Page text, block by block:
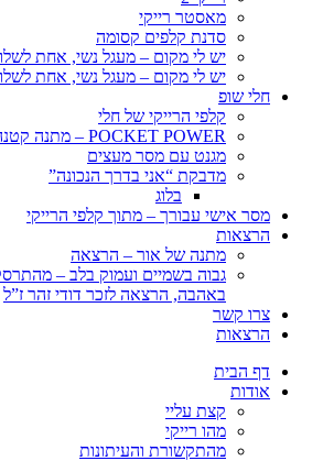
מאסטר רייקי
סדנת קלפים קסומה
יש לי מקום – מעגל נשי, אחת
יש לי מקום – מעגל נשי, אחת
חלי שופ
קלפי הרייקי של חלי
POCKET POWER – מתנה קטנה גדולה
מגנט עם מסר מעצים
מדבקת “אני בדרך הנכונה”
בלוג
מסר אישי עבורך – מתוך קלפי הרייקי
הרצאות
מתנה של אור – הרצאה
גבוה בשמיים ועמוק בלב –
באהבה, הרצאה לזכר דודי זהר ז”ל
צרו קשר
הרצאות
דף הבית
אודות
קצת עליי
מהו רייקי
מהתקשורת והעיתונות